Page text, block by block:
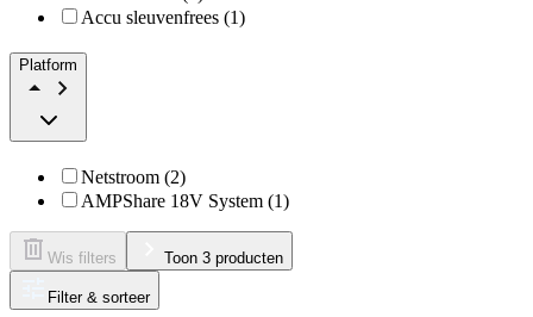
Accu sleuvenfrees (1)
Platform
Netstroom (2)
AMPShare 18V System (1)
Wis filters Toon 3 producten
Filter & sorteer